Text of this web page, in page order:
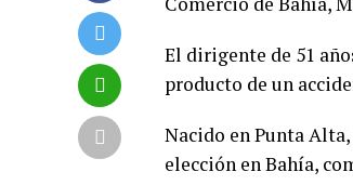
El dirigente de 51
producto de un
Nacido en Punta
elección en Bahía,